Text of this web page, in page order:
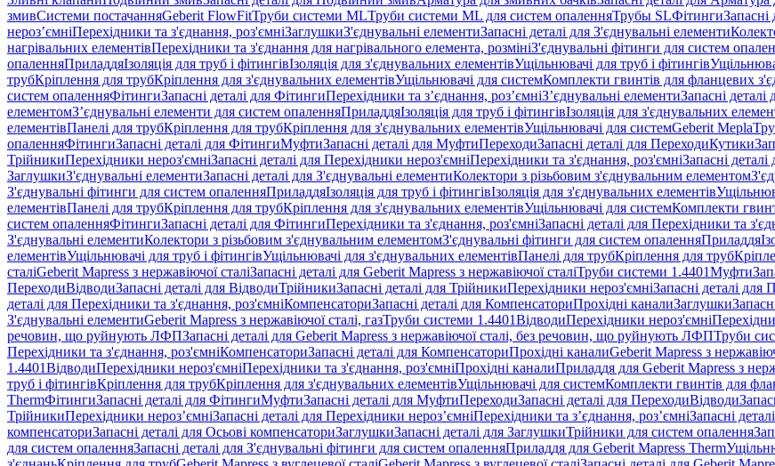
змивСистеми постачанняGeberit FlowFitТруби системи MLТруби системи ML для систем опаленняТрубы SLФітингиЗапасні
нероз’ємніПерехідники та з'єднання, роз'ємніЗаглушкиЗ'єднувальні елементиЗапасні деталі для З'єднувальні елементи
нагрівальних елементівПерехідники та з'єднання для нагрівального елемента, розмініЗ'єднувальні фітинги для систем
опаленняПриладдяІзоляція для труб і фітингівІзоляція для з'єднувальних елементівУщільнювачі для труб і фітингів
трубКріплення для трубКріплення для з'єднувальних елементівУщільнювачі для системКомплекти гвинтів для фланцевих
систем опаленняФітингиЗапасні деталі для ФітингиПерехідники та з’єднання, роз’ємніЗ’єднувальні елементиЗапасні деталі
елементомЗ’єднувальні елементи для систем опаленняПриладдяІзоляція для труб і фітингівІзоляція для з'єднувальних
елементівПанелі для трубКріплення для трубКріплення для з'єднувальних елементівУщільнювачі для системGeberit Mepla
опаленняФітингиЗапасні деталі для ФітингиМуфтиЗапасні деталі для МуфтиПереходиЗапасні деталі для ПереходиКутики
ТрійникиПерехідники нероз'ємніЗапасні деталі для Перехідники нероз'ємніПерехідники та з'єднання, роз'ємніЗапасні
ЗаглушкиЗ'єднувальні елементиЗапасні деталі для З'єднувальні елементиКолектори з різьбовим з'єднувальним елементом
З'єднувальні фітинги для систем опаленняПриладдяІзоляція для труб і фітингівІзоляція для з'єднувальних елементів
елементівПанелі для трубКріплення для трубКріплення для з'єднувальних елементівУщільнювачі для системКомплекти
систем опаленняФітингиЗапасні деталі для ФітингиПерехідники та з'єднання, роз'ємніЗапасні деталі для Перехідники та
З'єднувальні елементиКолектори з різьбовим з'єднувальним елементомЗ'єднувальні фітинги для систем опаленняПриладдя
елементівУщільнювачі для труб і фітингівУщільнювачі для з'єднувальних елементівПанелі для трубКріплення для труб
сталіGeberit Mapress з нержавіючої сталіЗапасні деталі для Geberit Mapress з нержавіючої сталіТруби системи 1.4401Муфти
ПереходиВідводиЗапасні деталі для ВідводиТрійникиЗапасні деталі для ТрійникиПерехідники нероз'ємніЗапасні деталі для
деталі для Перехідники та з'єднання, роз'ємніКомпенсаториЗапасні деталі для КомпенсаториПрохідні каналиЗаглушки
З'єднувальні елементиGeberit Mapress з нержавіючої сталі, газТруби системи 1.4401ВідводиПерехідники нероз'ємні
речовин, що руйнують ЛФПЗапасні деталі для Geberit Mapress з нержавіючої сталі, без речовин, що руйнують ЛФПТруби
Перехідники та з'єднання, роз'ємніКомпенсаториЗапасні деталі для КомпенсаториПрохідні каналиGeberit Mapress з
1.4401ВідводиПерехідники нероз'ємніПерехідники та з'єднання, роз'ємніПрохідні каналиПриладдя для Geberit Mapress з
труб і фітингівКріплення для трубКріплення для з'єднувальних елементівУщільнювачі для системКомплекти гвинтів для
ThermФітингиЗапасні деталі для ФітингиМуфтиЗапасні деталі для МуфтиПереходиЗапасні деталі для ПереходиВідводи
ТрійникиПерехідники нероз’ємніЗапасні деталі для Перехідники нероз’ємніПерехідники та з’єднання, роз’ємніЗапасні
компенсаториЗапасні деталі для Осьові компенсаториЗаглушкиЗапасні деталі для ЗаглушкиТрійники для систем опалення
для систем опаленняЗапасні деталі для З'єднувальні фітинги для систем опаленняПриладдя для Geberit Mapress Therm